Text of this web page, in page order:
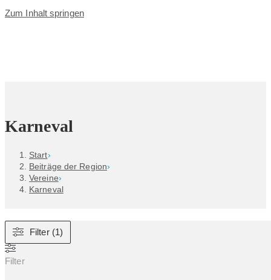
Zum Inhalt springen
Karneval
Start›
Beiträge der Region›
Vereine›
Karneval
Filter (1)
Filter